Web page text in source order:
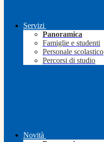
Servizi
Panoramica
Famiglie e studenti
Personale scolastico
Percorsi di studio
Novità